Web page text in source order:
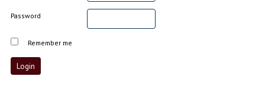
Password
Remember me